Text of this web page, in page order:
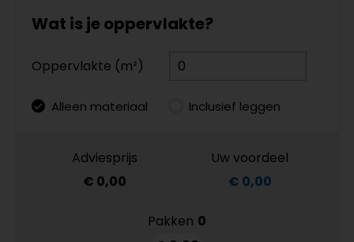
Wat is je oppervlakte?
Oppervlakte (m²)
Alleen materiaal Inclusief leggen
Adviesprijs
€ 0,00
Uw voordeel
€ 0,00
Pakken 0